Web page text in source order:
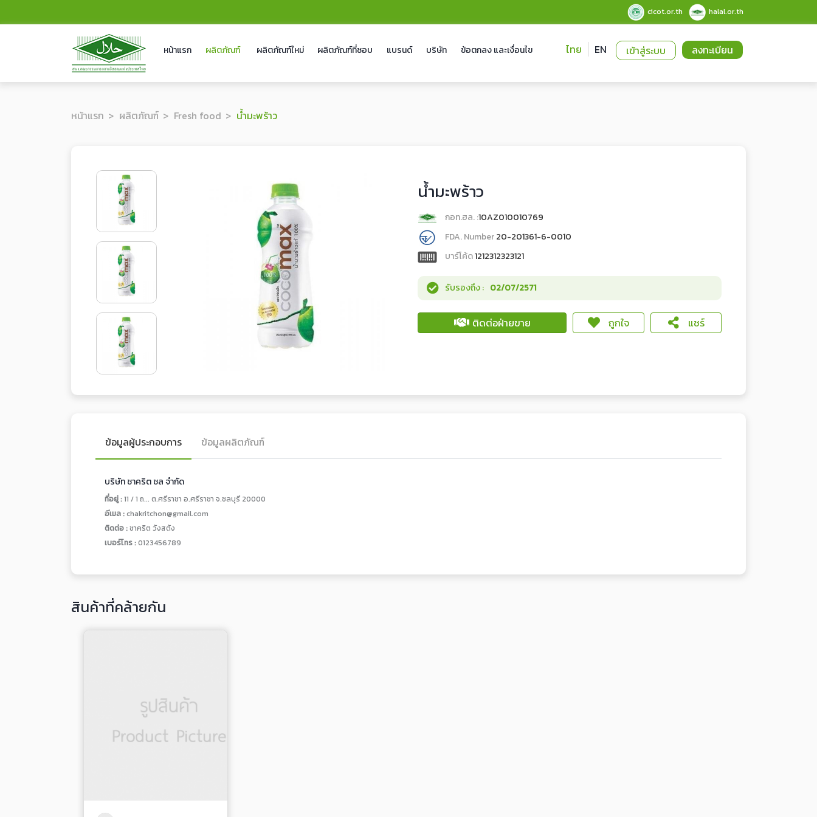
cicot.or.th halal.or.th
หน้าแรก ผลิตภัณฑ์ ผลิตภัณฑ์ใหม่ ผลิตภัณฑ์ที่ชอบ แบรนด์ บริษัท ข้อตกลง และเงื่อนไข เข้าสู่ระบบ ลงทะเบียน
ไทย EN
หน้าแรก ผลิตภัณฑ์ Fresh food น้ำมะพร้าว
น้ำมะพร้าว
กอท.ฮล. :10AZ010010769
FDA. Number20-201361-6-0010
บาร์โค้ด1212312323121
รับรองถึง : 02/07/2571
ติดต่อฝ่ายขาย ถูกใจ แชร์
ข้อมูลผู้ประกอบการ ข้อมูลผลิตภัณฑ์
บริษัท ชาคริต ชล จำกัด
ที่อยู่ :11 / 1 ถ... ต.ศรีราชา อ.ศรีราชา จ.ชลบุรี 20000
อีเมล :chakritchon@gmail.com
ติดต่อ :ชาคริต วังสตัง
เบอร์โทร :0123456789
สินค้าที่คล้ายกัน